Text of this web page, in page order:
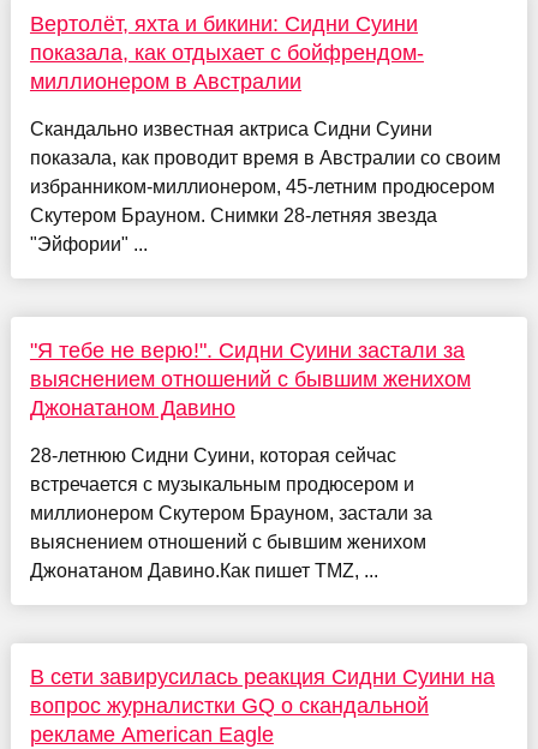
Вертолёт, яхта и бикини: Сидни Суини
показала, как отдыхает с бойфрендом-
миллионером в Австралии
Скандально известная актриса Сидни Суини
показала, как проводит время в Австралии со своим
избранником-миллионером, 45-летним продюсером
Скутером Брауном. Снимки 28-летняя звезда
"Эйфории" ...
"Я тебе не верю!". Сидни Суини застали за
выяснением отношений с бывшим женихом
Джонатаном Давино
28-летнюю Сидни Суини, которая сейчас
встречается с музыкальным продюсером и
миллионером Скутером Брауном, застали за
выяснением отношений с бывшим женихом
Джонатаном Давино.Как пишет TMZ, ...
В сети завирусилась реакция Сидни Суини на
вопрос журналистки GQ о скандальной
рекламе American Eagle